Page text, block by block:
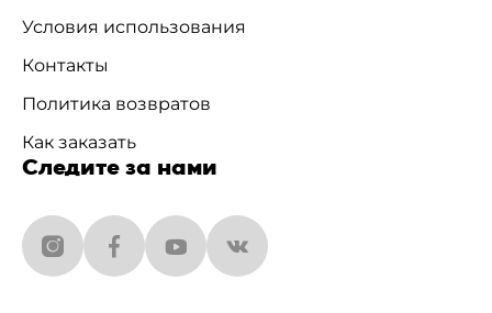
Условия использования
Контакты
Политика возвратов
Как заказать
Следите за нами